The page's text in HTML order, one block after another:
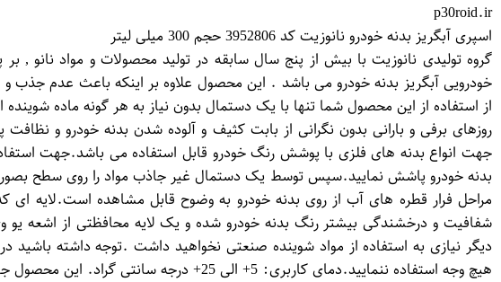
p30roid.ir
اسپری آبگریز بدنه خودرو نانوزیت کد 3952806 حجم 300 میلی لیتر
گروه تولیدی نانوزیت با بیش از پنج سال سابقه در تولید محصولات و مواد نانو
خودرویی آبگریز بدنه خودرو می باشد . این محصول علاوه بر اینکه باعث عدم
از استفاده از این محصول شما تنها با یک دستمال بدون نیاز به هر گونه ماده
روزهای برفی و بارانی بدون نگرانی از بابت کثیف و آلوده شدن بدنه خودرو و
جهت انواع بدنه های فلزی با پوشش رنگ خودرو قابل استفاده می باشد.جهت
بدنه خودرو پاشش نمایید.سپس توسط یک دستمال غیر جاذب مواد را روی سطح بصورت
مراحل فرار قطره های آب از روی بدنه خودرو به وضوح قابل مشاهده است.لایه ای
شفافیت و درخشندگی بیشتر رنگ بدنه خودرو شده و یک لایه محافظتی از اشعه یو
دیگر نیازی به استفاده از مواد شوینده صنعتی نخواهید داشت .توجه داشته
هیچ وجه استفاده ننمایید.دمای کاربری: 5+ الی 25+ درجه سانتی گراد. این محصول جهت یک بار استفاده برای کل بدنه خودرو می باشد و ماندگاری آن به مدت 3 ماه می باشد.